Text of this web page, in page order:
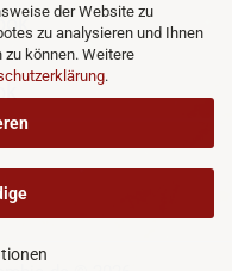
der Website zu
zu analysieren und Ihnen
können. Weitere
.